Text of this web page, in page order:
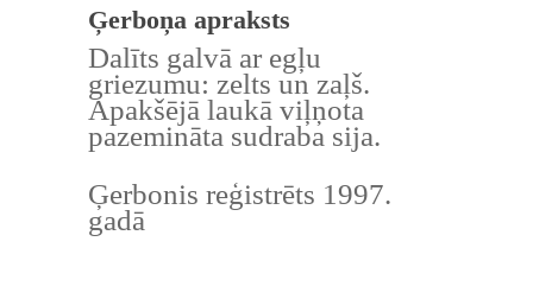
Ģerboņa apraksts
Dalīts galvā ar egļu
griezumu: zelts un zaļš.
Apakšējā laukā viļņota
pazemināta sudraba sija.
Ģerbonis reģistrēts 1997.
gadā